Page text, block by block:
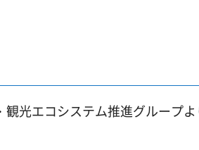
光エコシステム推進グループ